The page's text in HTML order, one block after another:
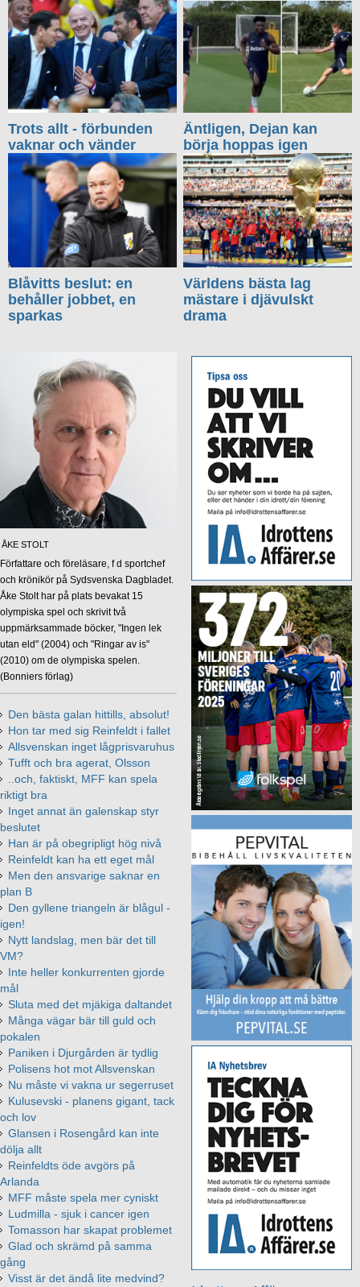
Trots allt - förbunden
vaknar och vänder
Äntligen, Dejan kan
börja hoppas igen
Blåvitts beslut: en
behåller jobbet, en
sparkas
Världens bästa lag
mästare i djävulskt
drama
ÅKE STOLT
Författare och föreläsare, f d sportchef
och krönikör på Sydsvenska Dagbladet.
Åke Stolt har på plats bevakat 15
olympiska spel och skrivit två
uppmärksammade böcker, "Ingen lek
utan eld" (2004) och "Ringar av is"
(2010) om de olympiska spelen.
(Bonniers förlag)
Den bästa galan hittills, absolut!
Hon tar med sig Reinfeldt i fallet
Allsvenskan inget lågprisvaruhus
Tufft och bra agerat, Olsson
..och, faktiskt, MFF kan spela
riktigt bra
Inget annat än galenskap styr
beslutet
Han är på obegripligt hög nivå
Reinfeldt kan ha ett eget mål
Men den ansvarige saknar en
plan B
Den gyllene triangeln är blågul -
igen!
Nytt landslag, men bär det till
VM?
Inte heller konkurrenten gjorde
mål
Sluta med det mjäkiga daltandet
Många vägar bär till guld och
pokalen
Paniken i Djurgården är tydlig
Polisens hot mot Allsvenskan
Nu måste vi vakna ur segerruset
Kulusevski - planens gigant, tack
och lov
Glansen i Rosengård kan inte
dölja allt
Reinfeldts öde avgörs på
Arlanda
MFF måste spela mer cyniskt
Ludmilla - sjuk i cancer igen
Tomasson har skapat problemet
Glad och skrämd på samma
gång
Visst är det ändå lite medvind?